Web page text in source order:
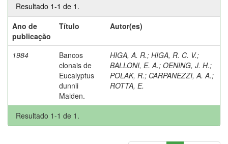
Resultado 1-1 de 1.
Ano de
publicação
Título Autor(es)
1984
Bancos
clonais de
Eucalyptus
dunnii
Maiden.
HIGA, A. R.; HIGA, R. C. V.;
BALLONI, E. A.; OENING, J. H.;
POLAK, R.; CARPANEZZI, A. A.;
ROTTA, E.
Resultado 1-1 de 1.